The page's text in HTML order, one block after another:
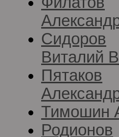
Сидоров
Виталий
Пятаков
Тимошин
Родионов